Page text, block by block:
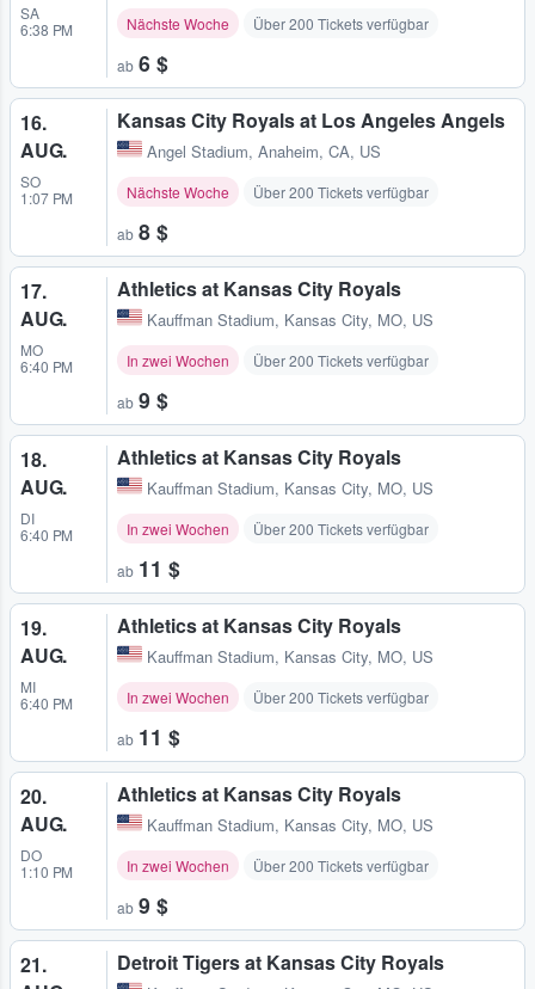
SA
6:38 PM
Nächste Woche Über 200 Tickets verfügbar
ab 6 $
16.
AUG.
SO
1:07 PM
Kansas City Royals at Los Angeles Angels
Angel Stadium, Anaheim, CA, US
Nächste Woche Über 200 Tickets verfügbar
ab 8 $
17.
AUG.
MO
6:40 PM
Athletics at Kansas City Royals
Kauffman Stadium, Kansas City, MO, US
In zwei Wochen Über 200 Tickets verfügbar
ab 9 $
18.
AUG.
DI
6:40 PM
Athletics at Kansas City Royals
Kauffman Stadium, Kansas City, MO, US
In zwei Wochen Über 200 Tickets verfügbar
ab 11 $
19.
AUG.
MI
6:40 PM
Athletics at Kansas City Royals
Kauffman Stadium, Kansas City, MO, US
In zwei Wochen Über 200 Tickets verfügbar
ab 11 $
20.
AUG.
DO
1:10 PM
Athletics at Kansas City Royals
Kauffman Stadium, Kansas City, MO, US
In zwei Wochen Über 200 Tickets verfügbar
ab 9 $
21.
Detroit Tigers at Kansas City Royals